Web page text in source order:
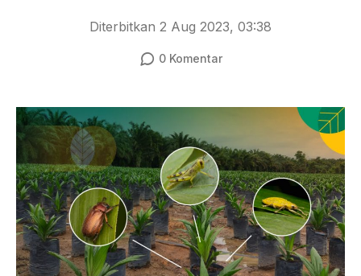
Diterbitkan 2 Aug 2023, 03:38
0Komentar